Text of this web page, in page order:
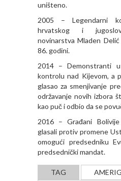
uništeno.
2005 – Legendarni
hrvatskog i
novinarstva Mladen
86. godini.
2014 – Demonstranti
kontrolu nad Kijevom, a
glasao za smenjivanje
održavanje novih izbora
kao puč i odbio da se
2016 – Građani
glasali protiv promene
omogući predsedniku
predsednički mandat.
TAG